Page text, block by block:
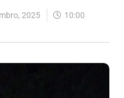
2025 10:00